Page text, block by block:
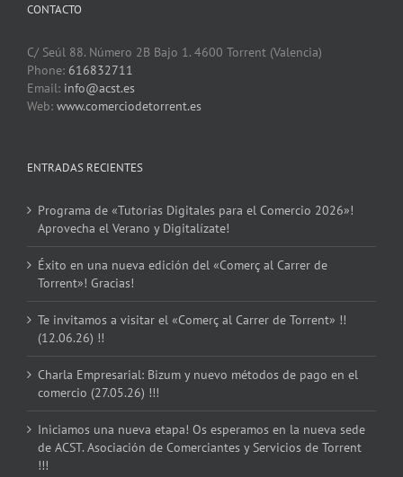
CONTACTO
C/ Seúl 88. Número 2B Bajo 1. 4600 Torrent (Valencia)
Phone: 616832711
Email: info@acst.es
Web: www.comerciodetorrent.es
ENTRADAS RECIENTES
Programa de «Tutorías Digitales para el Comercio 2026»!
Aprovecha el Verano y Digitalízate!
Éxito en una nueva edición del «Comerç al Carrer de
Torrent»! Gracias!
Te invitamos a visitar el «Comerç al Carrer de Torrent» !!
(12.06.26) !!
Charla Empresarial: Bizum y nuevo métodos de pago en el
comercio (27.05.26) !!!
Iniciamos una nueva etapa! Os esperamos en la nueva sede
de ACST. Asociación de Comerciantes y Servicios de Torrent
!!!